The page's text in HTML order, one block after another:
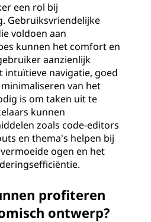
een rol bij
Gebruiksvriendelijke
voldoen aan
kunnen het comfort en
aanzienlijk
intuïtieve navigatie, goed
van het
is om taken uit te
kunnen
zoals code-editors
en thema's helpen bij
ogen en het
profiteren
ontwerp?